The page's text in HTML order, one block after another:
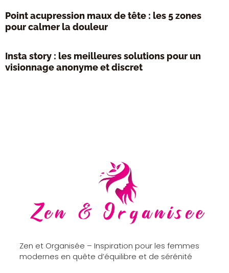
Point acupression maux de tête : les 5 zones
pour calmer la douleur
Insta story : les meilleures solutions pour un
visionnage anonyme et discret
Zen et Organisée – Inspiration pour les femmes
modernes en quête d’équilibre et de sérénité